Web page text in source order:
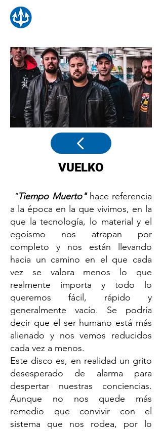
VUELKO
"Tiempo Muerto"hace referencia
a la época en la que vivimos, en la
que la tecnología, lo material y el
egoísmo nos atrapan por
completo y nos están llevando
hacia un camino en el que cada
vez se valora menos lo que
realmente importa y todo lo
queremos fácil, rápido y
generalmente vacío. Se podría
decir que el ser humano está más
alienado y nos vemos reducidos
cada vez a menos.
Este disco es, en realidad un grito
desesperado de alarma para
despertar nuestras conciencias.
Aunque no nos quede más
remedio que convivir con el
sistema que nos rodea, por lo